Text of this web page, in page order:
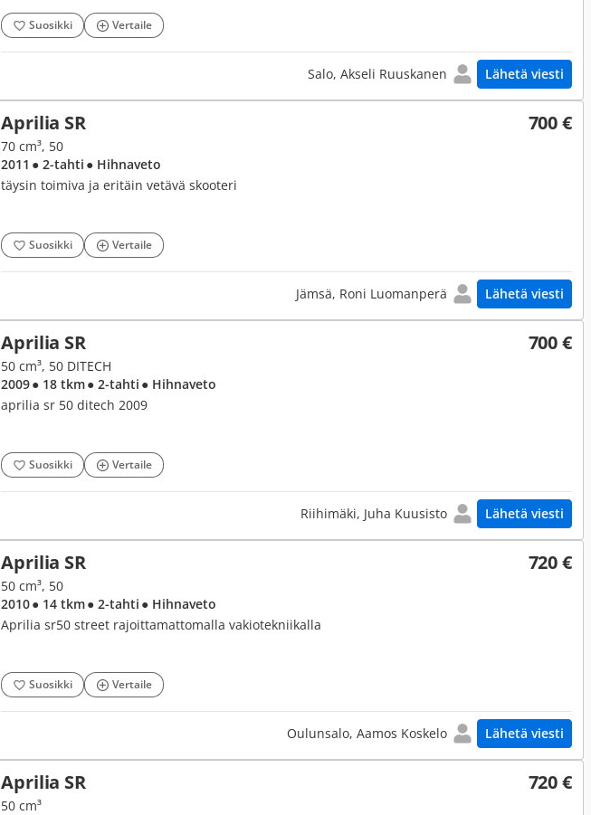
Suosikki Vertaile
Salo, Akseli Ruuskanen Lähetä viesti
Aprilia SR 700 €
70 cm³, 50
2011 ● 2-tahti ● Hihnaveto
täysin toimiva ja eritäin vetävä skooteri
Suosikki Vertaile
Jämsä, Roni Luomanperä Lähetä viesti
Aprilia SR 700 €
50 cm³, 50 DITECH
2009● 18 tkm● 2-tahti ● Hihnaveto
aprilia sr 50 ditech 2009
Suosikki Vertaile
Riihimäki, Juha Kuusisto Lähetä viesti
Aprilia SR 720 €
50 cm³, 50
2010● 14 tkm● 2-tahti ● Hihnaveto
Aprilia sr50 street rajoittamattomalla vakiotekniikalla
Suosikki Vertaile
Oulunsalo, Aamos Koskelo Lähetä viesti
Aprilia SR 720 €
50 cm³